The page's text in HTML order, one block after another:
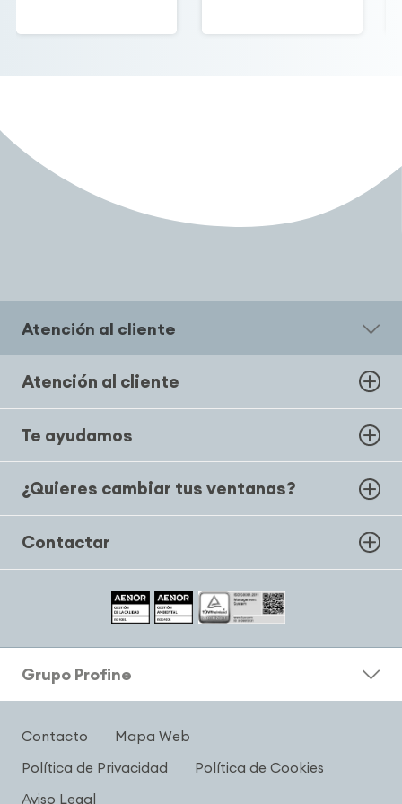
Atención al cliente
Atención al cliente
Te ayudamos
¿Quieres cambiar tus ventanas?
Contactar
Grupo Profine
Contacto
Mapa Web
Política de Privacidad
Política de Cookies
Aviso Legal